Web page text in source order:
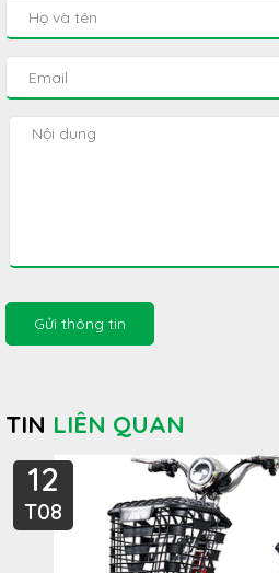
Gửi thông tin
TIN LIÊN QUAN
12
T08